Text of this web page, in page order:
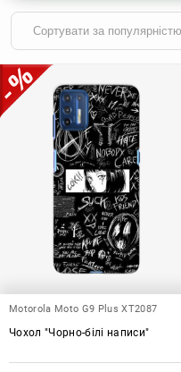
Motorola Moto G9 Plus XT2087
Чохол "Чорно-білі написи"